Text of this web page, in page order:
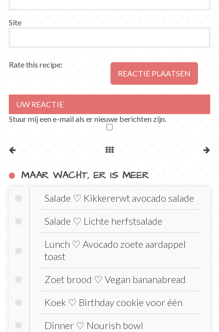
Site
Rate this recipe:
Stuur mij een e-mail als er nieuwe berichten zijn.
MAAR WACHT, ER IS MEER
Salade ♡ Kikkererwt avocado salade
Salade ♡ Lichte herfstsalade
Lunch ♡ Avocado zoete aardappel
toast
Zoet brood ♡ Vegan bananabread
Koek ♡ Birthday cookie voor één
Dinner ♡ Nourish bowl